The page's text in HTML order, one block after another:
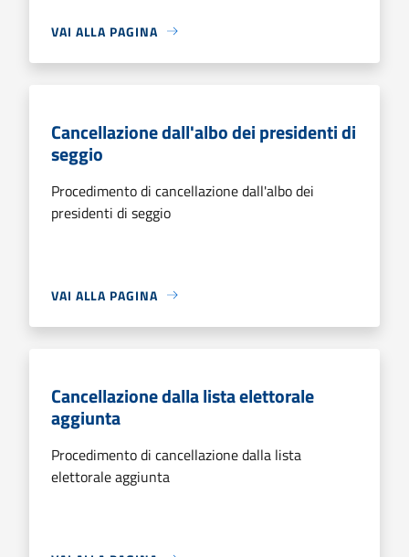
VAI ALLA PAGINA
Cancellazione dall'albo dei presidenti di
seggio
Procedimento di cancellazione dall'albo dei
presidenti di seggio
VAI ALLA PAGINA
Cancellazione dalla lista elettorale
aggiunta
Procedimento di cancellazione dalla lista
elettorale aggiunta